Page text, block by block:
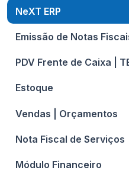
NeXT ERP
Emissão de Notas
PDV Frente de Caixa |
Estoque
Vendas | Orçamentos
Nota Fiscal de Serviços
Módulo Financeiro